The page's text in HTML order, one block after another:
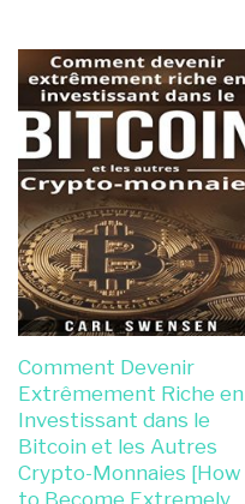
Comment Devenir
Extrêmement Riche en
Investissant dans le
Bitcoin et les Autres
Crypto-Monnaies [How